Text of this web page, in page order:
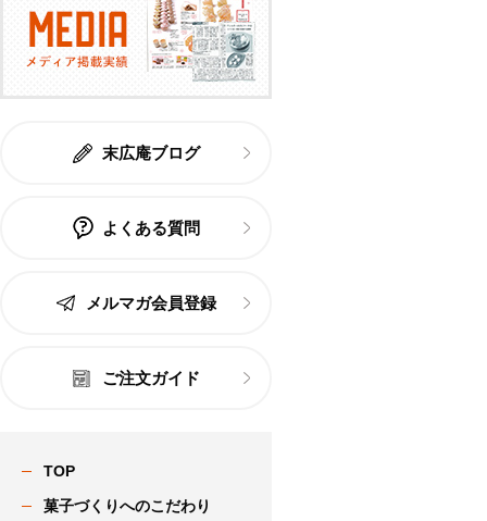
末広庵ブログ
よくある質問
メルマガ会員登録
ご注文ガイド
TOP
菓子づくりへのこだわり